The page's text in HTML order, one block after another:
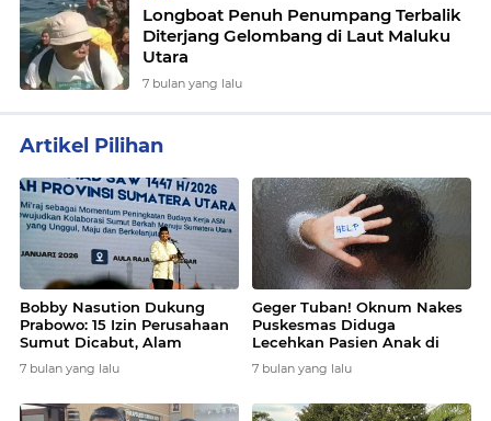
Longboat Penuh Penumpang Terbalik
Diterjang Gelombang di Laut Maluku
Utara
7 bulan yang lalu
Artikel Pilihan
Bobby Nasution Dukung
Prabowo: 15 Izin Perusahaan
Sumut Dicabut, Alam
7 bulan yang lalu
Geger Tuban! Oknum Nakes
Puskesmas Diduga
Lecehkan Pasien Anak di
7 bulan yang lalu